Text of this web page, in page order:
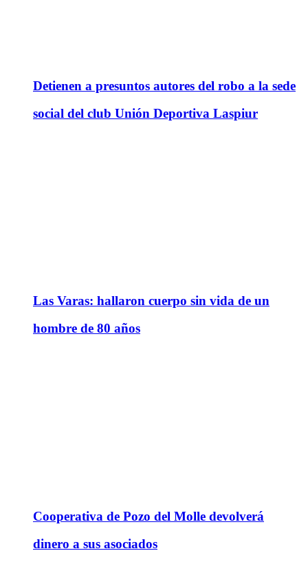
Detienen a presuntos autores del robo a la sede
social del club Unión Deportiva Laspiur
Las Varas: hallaron cuerpo sin vida de un
hombre de 80 años
Cooperativa de Pozo del Molle devolverá
dinero a sus asociados